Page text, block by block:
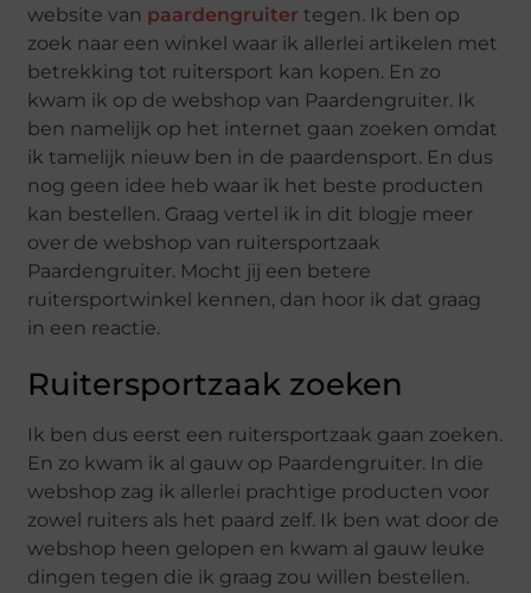
website van paardengruiter tegen. Ik ben op
zoek naar een winkel waar ik allerlei artikelen met
betrekking tot ruitersport kan kopen. En zo
kwam ik op de webshop van Paardengruiter. Ik
ben namelijk op het internet gaan zoeken omdat
ik tamelijk nieuw ben in de paardensport. En dus
nog geen idee heb waar ik het beste producten
kan bestellen. Graag vertel ik in dit blogje meer
over de webshop van ruitersportzaak
Paardengruiter. Mocht jij een betere
ruitersportwinkel kennen, dan hoor ik dat graag
in een reactie.
Ruitersportzaak zoeken
Ik ben dus eerst een ruitersportzaak gaan zoeken.
En zo kwam ik al gauw op Paardengruiter. In die
webshop zag ik allerlei prachtige producten voor
zowel ruiters als het paard zelf. Ik ben wat door de
webshop heen gelopen en kwam al gauw leuke
dingen tegen die ik graag zou willen bestellen.